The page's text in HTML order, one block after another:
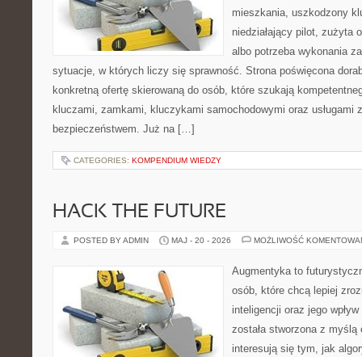
mieszkania, uszkodzony
niedziałający pilot, zużyta
albo potrzeba wykonania
sytuacje, w których liczy się sprawność. Strona poświęcona
konkretną ofertę skierowaną do osób, które szukają
kluczami, zamkami, kluczykami samochodowymi oraz usługami
bezpieczeństwem. Już na […]
CATEGORIES: KOMPENDIUM WIEDZY
HACK THE FUTURE
POSTED BY ADMIN MAJ - 20 - 2026 MOŻLIWOŚĆ
Augmentyka to
osób, które chcą lepiej
inteligencji oraz jego
została stworzona z
interesują się tym, jak